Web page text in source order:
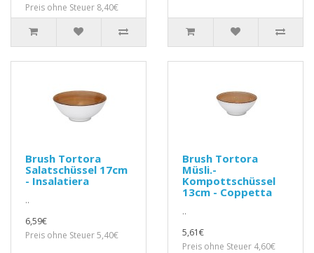
Preis ohne Steuer 8,40€
Brush Tortora
Salatschüssel 17cm
- Insalatiera
..
6,59€
Preis ohne Steuer 5,40€
Brush Tortora
Müsli.-
Kompottschüssel
13cm - Coppetta
..
5,61€
Preis ohne Steuer 4,60€